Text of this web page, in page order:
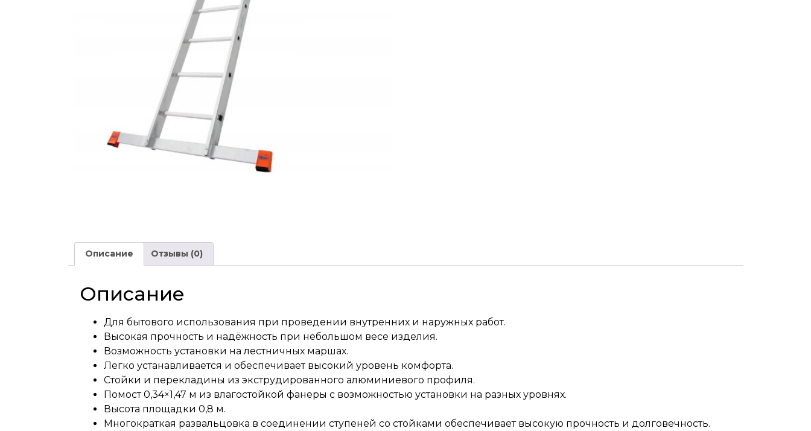
Описание Отзывы (0)
Описание
Для бытового использования при проведении внутренних и наружных работ.
Высокая прочность и надёжность при небольшом весе изделия.
Возможность установки на лестничных маршах.
Легко устанавливается и обеспечивает высокий уровень комфорта.
Стойки и перекладины из экструдированного алюминиевого профиля.
Помост 0,34×1,47 м из влагостойкой фанеры с возможностью установки на разных уровнях.
Высота площадки 0,8 м.
Многократкая развальцовка в соединении ступеней со стойками обеспечивает высокую прочность и долговечность.